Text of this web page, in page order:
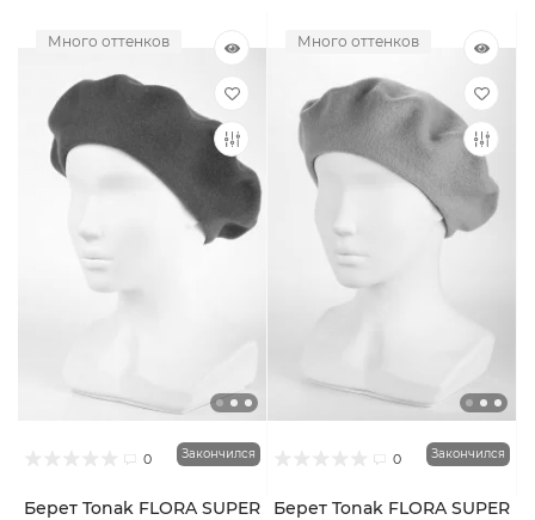
Много оттенков
0 Закончился
Берет Tonak FLORA SUPER
Много оттенков
0 Закончился
Берет Tonak FLORA SUPER